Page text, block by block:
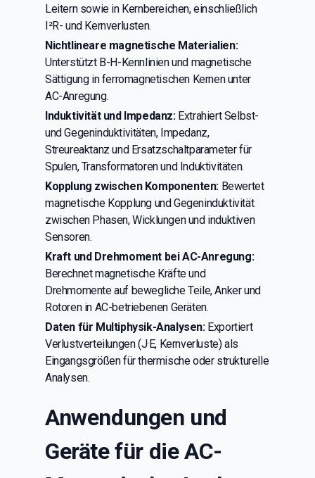
Leitern sowie in Kernbereichen, einschließlich
I²R- und Kernverlusten.
Nichtlineare magnetische Materialien:
Unterstützt B-H-Kennlinien und magnetische
Sättigung in ferromagnetischen Kernen unter
AC-Anregung.
Induktivität und Impedanz: Extrahiert Selbst-
und Gegeninduktivitäten, Impedanz,
Streureaktanz und Ersatzschaltparameter für
Spulen, Transformatoren und Induktivitäten.
Kopplung zwischen Komponenten: Bewertet
magnetische Kopplung und Gegeninduktivität
zwischen Phasen, Wicklungen und induktiven
Sensoren.
Kraft und Drehmoment bei AC-Anregung:
Berechnet magnetische Kräfte und
Drehmomente auf bewegliche Teile, Anker und
Rotoren in AC-betriebenen Geräten.
Daten für Multiphysik-Analysen: Exportiert
Verlustverteilungen (J·E, Kernverluste) als
Eingangsgrößen für thermische oder strukturelle
Analysen.
Anwendungen und
Geräte für die AC-